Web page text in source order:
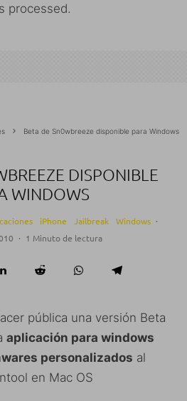
processed.
Beta de Sn0wbreeze disponible para Windows
DISPONIBLE
WINDOWS
iPhone Jailbreak Windows ·
· 1 Minuto de lectura
pública una versión Beta
aplicación para windows
personalizados al
en Mac OS